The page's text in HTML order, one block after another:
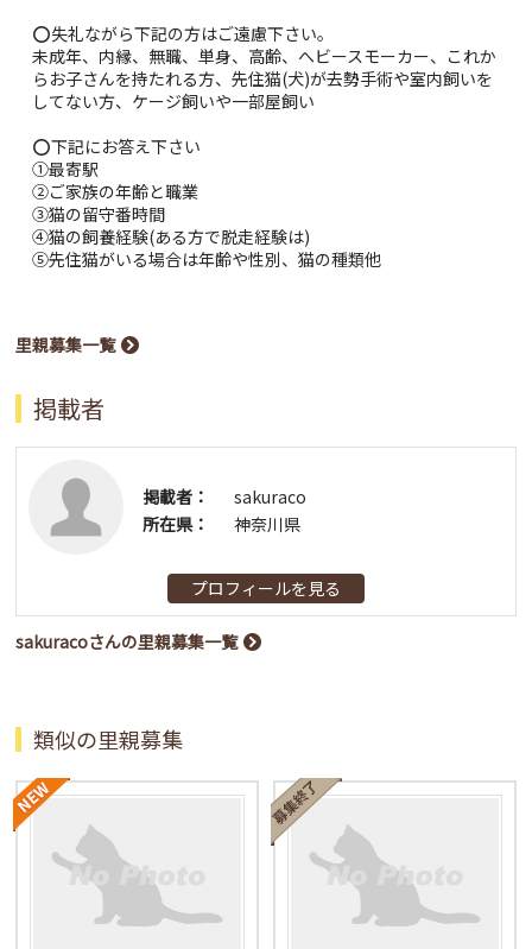
⭕️失礼ながら下記の方はご遠慮下さい。
未成年、内縁、無職、単身、高齢、へビースモーカー、これか
らお子さんを持たれる方、先住猫(犬)が去勢手術や室内飼いを
してない方、ケージ飼いや一部屋飼い
⭕️下記にお答え下さい
①最寄駅
②ご家族の年齢と職業
③猫の留守番時間
④猫の飼養経験(ある方で脱走経験は)
⑤先住猫がいる場合は年齢や性別、猫の種類他
里親募集一覧
掲載者
掲載者：
sakuraco
所在県：
神奈川県
プロフィールを見る
sakuracoさんの里親募集一覧
類似の里親募集